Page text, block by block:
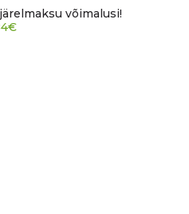
võimalusi!
€